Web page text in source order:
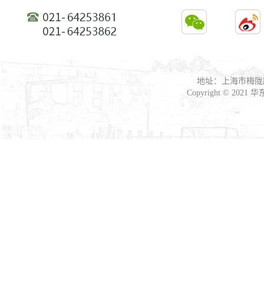
地址：上海市梅
Copyright © 2021 华